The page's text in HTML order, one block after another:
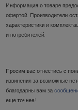
Информация о товаре
офертой. Производители
характеристики и
и потребителей.
Просим вас отнестись с
извинения за возможные
благодарны вам за
еще точнее!